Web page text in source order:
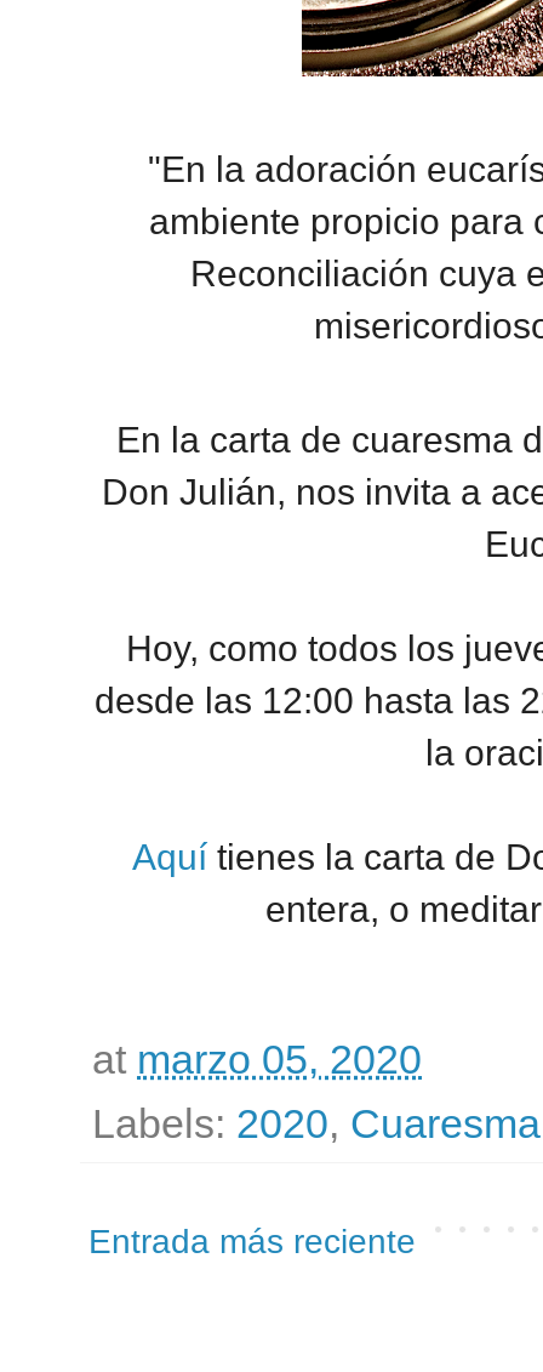
"En la adoración
ambiente propicio para
Reconciliación cuya
En la carta de cuaresma
Don Julián, nos invita a
Hoy, como todos los
desde las 12:00 hasta las
la
Aquítienes la carta de
entera, o
at marzo 05, 2020
Labels: 2020, Cuaresma
Entrada más reciente